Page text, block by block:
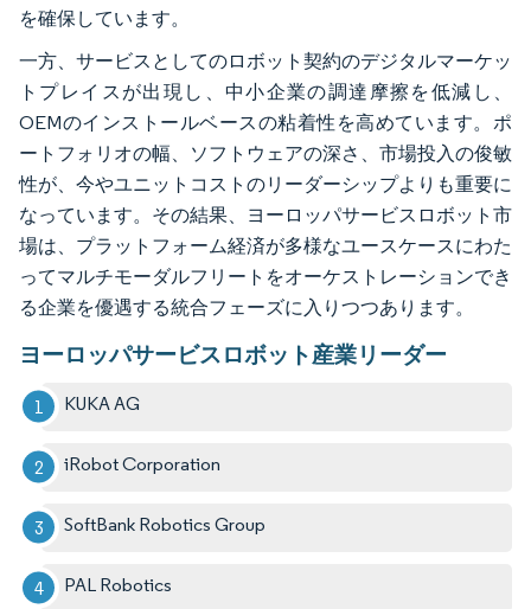
を確保しています。
一方、サービスとしてのロボット契約のデジタルマーケッ
トプレイスが出現し、中小企業の調達摩擦を低減し、
OEMのインストールベースの粘着性を高めています。ポ
ートフォリオの幅、ソフトウェアの深さ、市場投入の俊敏
性が、今やユニットコストのリーダーシップよりも重要に
なっています。その結果、ヨーロッパサービスロボット市
場は、プラットフォーム経済が多様なユースケースにわた
ってマルチモーダルフリートをオーケストレーションでき
る企業を優遇する統合フェーズに入りつつあります。
ヨーロッパサービスロボット産業リーダー
KUKA AG
iRobot Corporation
SoftBank Robotics Group
PAL Robotics